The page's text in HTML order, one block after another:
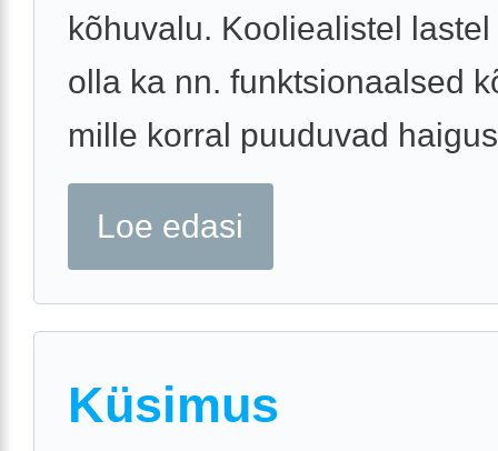
kõhuvalu. Kooliealistel
olla ka nn. funktsionaalsed
mille korral puuduvad
Loe edasi
Küsimus